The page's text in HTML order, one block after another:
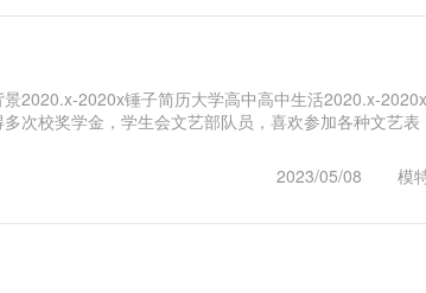
2020.x-2020x锤子简历大学高中高中生活2020.x-2020x
次校奖学金，学生会文艺部队员，喜欢参加各种文艺表
模
2023/05/08